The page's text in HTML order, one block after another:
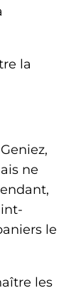
la
ne
le
les